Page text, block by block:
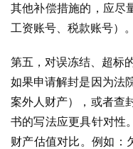
其他补偿措施的，应尽
工资账号、税款账号）。
第五，对误冻结、超标
如果申请解封是因为法
案外人财产），或者查
书的写法应更具针对性
财产估值对比。例如：